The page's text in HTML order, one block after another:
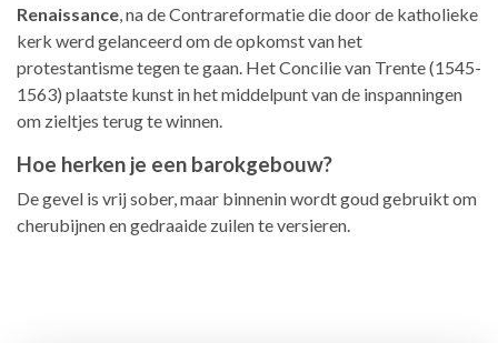
Renaissance, na de Contrareformatie die door de katholieke
kerk werd gelanceerd om de opkomst van het
protestantisme tegen te gaan. Het Concilie van Trente (1545-
1563) plaatste kunst in het middelpunt van de inspanningen
om zieltjes terug te winnen.
Hoe herken je een barokgebouw?
De gevel is vrij sober, maar binnenin wordt goud gebruikt om
cherubijnen en gedraaide zuilen te versieren.